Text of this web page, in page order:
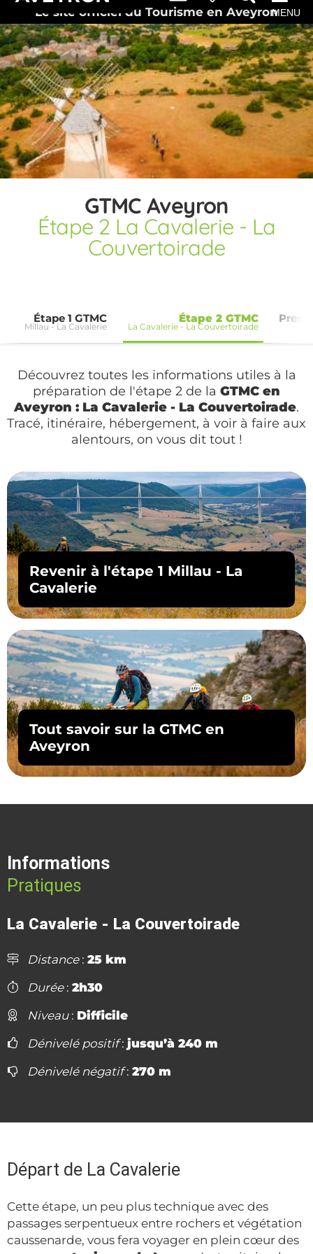
Le site officiel du Tourisme en AveyronMENU
GTMC Aveyron
Étape 2 La Cavalerie - La
Couvertoirade
Étape 1 GTMC
Millau - La Cavalerie
Étape 2 GTMC
La Cavalerie - La Couvertoirade
Découvrez toutes les informations utiles à la
préparation de l'étape 2 de la GTMC en
Aveyron : La Cavalerie - La Couvertoirade.
Tracé, itinéraire, hébergement, à voir à faire aux
alentours, on vous dit tout !
Revenir à l'étape 1 Millau - La
Cavalerie
Tout savoir sur la GTMC en
Aveyron
Informations
Pratiques
La Cavalerie - La Couvertoirade
Distance: 25 km
Durée: 2h30
Niveau: Difficile
Dénivelé positif: jusqu’à 240 m
Dénivelé négatif: 270 m
Départ de La Cavalerie
Cette étape, un peu plus technique avec des
passages serpentueux entre rochers et végétation
caussenarde, vous fera voyager en plein cœur des